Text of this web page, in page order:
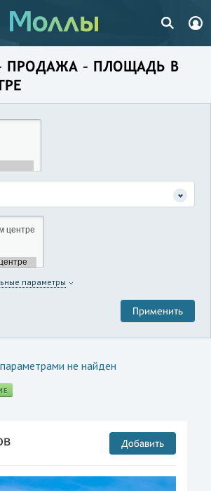
ПРОДАЖА – ПЛОЩАДЬ В
параметры
не найден
Добавить